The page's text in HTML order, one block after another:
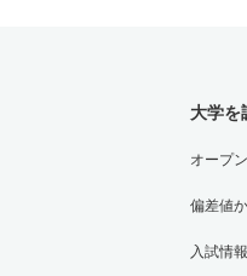
大学を
オープ
偏差値
入試情